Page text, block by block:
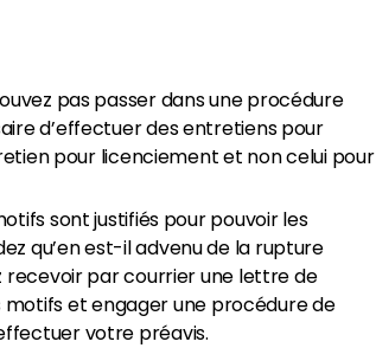
pas passer dans une procédure
d’effectuer des entretiens pour
pour licenciement et non celui pour
sont justifiés pour pouvoir les
qu’en est-il advenu de la rupture
recevoir par courrier une lettre de
et engager une procédure de
votre préavis.